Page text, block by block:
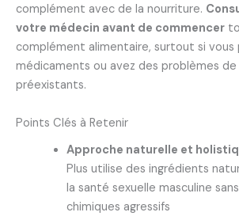
complément avec de la nourriture.
votre médecin avant de commencer
complément alimentaire, surtout si vous
médicaments ou avez des problèmes
préexistants.
Points Clés à Retenir
Approche naturelle et
Plus utilise des ingrédients
la santé sexuelle masculine
chimiques agressifs